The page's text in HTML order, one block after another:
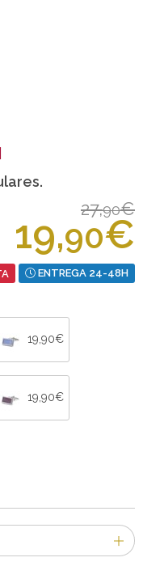
27,90€
19,90€
ENTREGA 24-48H
19,90€
19,90€